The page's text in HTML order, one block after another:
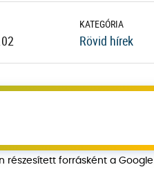
KATEGÓRIA
Rövid hírek
részesített forrásként a